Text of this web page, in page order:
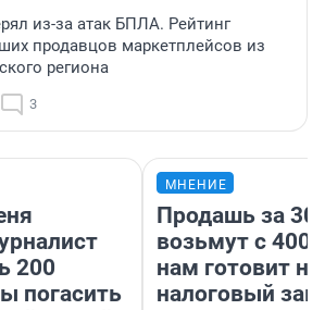
из-за атак БПЛА. Рейтинг
продавцов маркетплейсов из
региона
3
200
погасить
МНЕНИЕ
Продашь за
возьмут с
нам готовит
налоговый